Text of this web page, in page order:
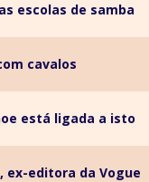
escolas de samba
cavalos
está ligada a isto
ex-editora da Vogue